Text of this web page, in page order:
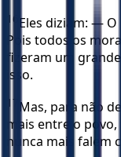
16 Eles diziam: — O
Pois todos os
fizeram um
isso.
17 Mas, para não
mais entre o
nunca mais falem